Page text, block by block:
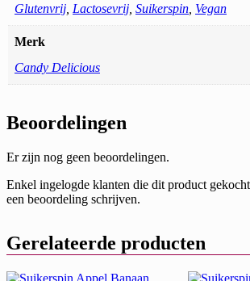
Glutenvrij Lactosevrij Suikerspin Vegan
Merk
Candy Delicious
Beoordelingen
Er zijn nog geen beoordelingen.
Enkel ingelogde klanten die dit product
een beoordeling schrijven.
Gerelateerde producten